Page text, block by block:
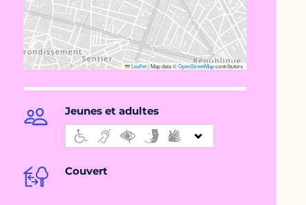
Leaflet|Map data ©OpenStreetMapcontributors
Jeunes et adultes
Couvert